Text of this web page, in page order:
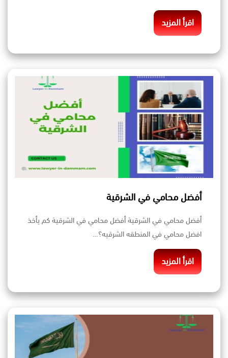
اقرأ المزيد
أفضل محامي في الشرقية
أفضل محامي في الشرقية أفضل محامي في الشرقية كم يأخذ
افضل محامي في المنطقه الشرقيه؟…
اقرأ المزيد